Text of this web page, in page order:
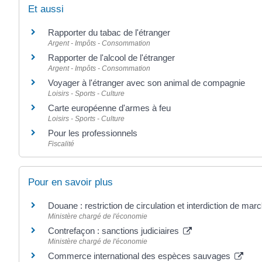
Et aussi
Rapporter du tabac de l'étranger
Argent - Impôts - Consommation
Rapporter de l'alcool de l'étranger
Argent - Impôts - Consommation
Voyager à l'étranger avec son animal de compagnie
Loisirs - Sports - Culture
Carte européenne d'armes à feu
Loisirs - Sports - Culture
Pour les professionnels
Fiscalité
Pour en savoir plus
Douane : restriction de circulation et interdiction de
Ministère chargé de l'économie
Contrefaçon : sanctions judiciaires
Ministère chargé de l'économie
Commerce international des espèces sauvages